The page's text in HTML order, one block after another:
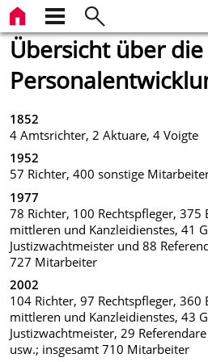
Übersicht über die
1852
4 Amtsrichter, 2 Aktuare, 4 Voigte
1952
57 Richter, 400 sonstige
1977
78 Richter, 100 Rechtspfleger,
mittleren und Kanzleidienstes, 41
Justizwachtmeister und 88
727 Mitarbeiter
2002
104 Richter, 97 Rechtspfleger,
mittleren und Kanzleidienstes, 43
Justizwachtmeister, 29
usw.; insgesamt 710 Mitarbeiter